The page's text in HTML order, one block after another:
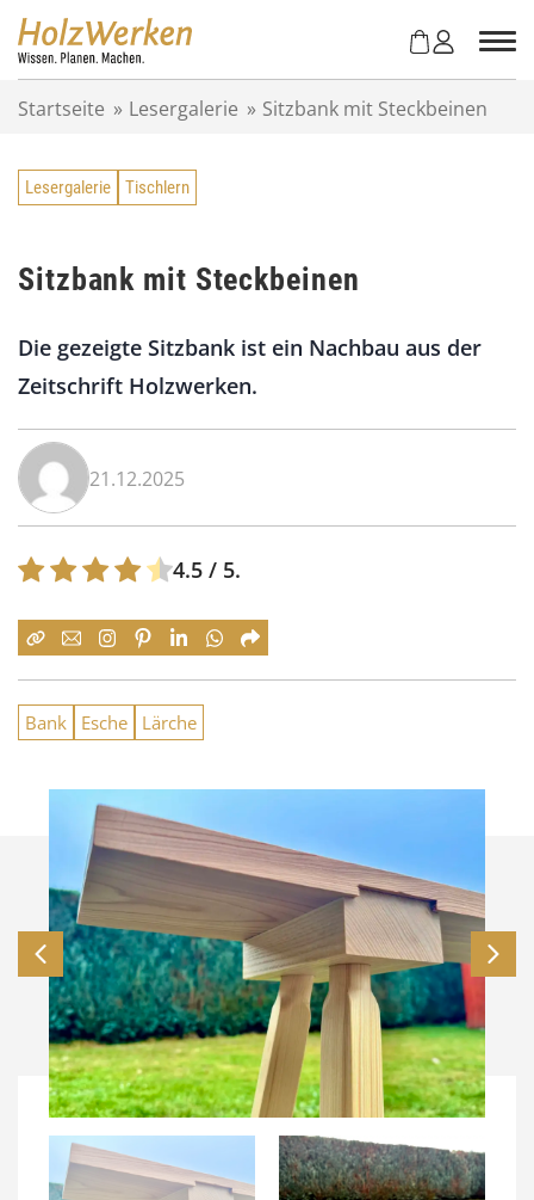
Startseite » Lesergalerie » Sitzbank mit Steckbeinen
Lesergalerie Tischlern
Sitzbank mit Steckbeinen
Die gezeigte Sitzbank ist ein Nachbau aus der
Zeitschrift Holzwerken.
21.12.2025
4.5 / 5.
Bank Esche Lärche